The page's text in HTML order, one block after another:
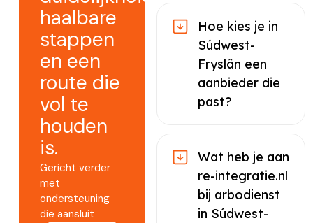
haalbare
stappen
en een
route die
vol te
houden
is.
Gericht verder
met
ondersteuning
die aansluit
Hoe kies je in
Súdwest-
Fryslân een
aanbieder die
past?
Wat heb je aan
re-integratie.nl
bij arbodienst
in Súdwest-